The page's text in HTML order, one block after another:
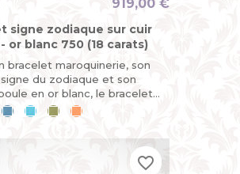
signe zodiaque sur cuir
or blanc 750 (18 carats)
bracelet maroquinerie, son
du zodiaque et son
en or blanc, le bracelet
évolutif. Horoscope du jour :
919,00 €
BleuBleuKakiMandarine
favorite_border
favorite_border
favorite_border